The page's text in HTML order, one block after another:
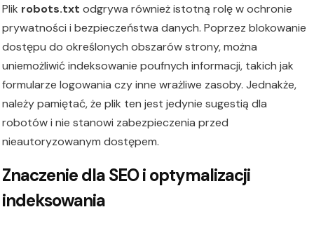
Plik robots.txt odgrywa również istotną rolę w ochronie
prywatności i bezpieczeństwa danych. Poprzez blokowanie
dostępu do określonych obszarów strony, można
uniemożliwić indeksowanie poufnych informacji, takich jak
formularze logowania czy inne wrażliwe zasoby. Jednakże,
należy pamiętać, że plik ten jest jedynie sugestią dla
robotów i nie stanowi zabezpieczenia przed
nieautoryzowanym dostępem.
Znaczenie dla SEO i optymalizacji
indeksowania